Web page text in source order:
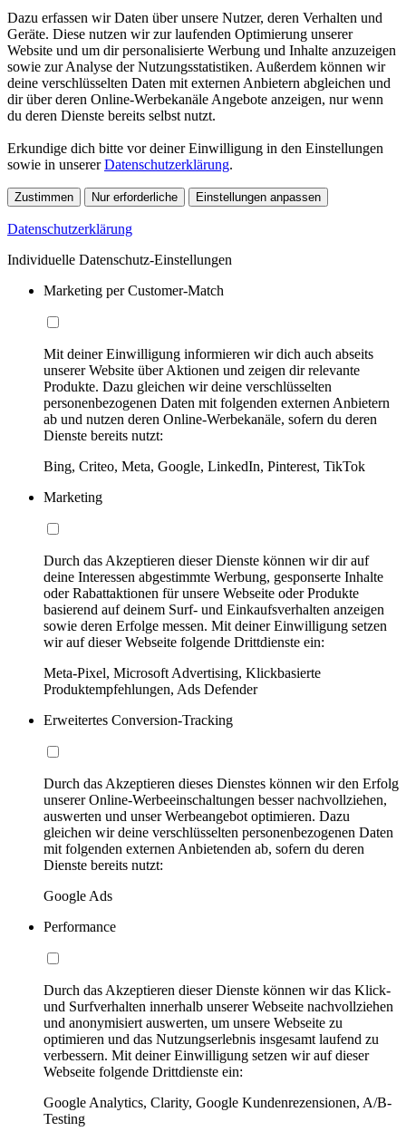
Dazu erfassen wir Daten über unsere Nutzer, deren Verhalten und
Geräte. Diese nutzen wir zur laufenden Optimierung unserer
Website und um dir personalisierte Werbung und Inhalte anzuzeigen
sowie zur Analyse der Nutzungsstatistiken. Außerdem können wir
deine verschlüsselten Daten mit externen Anbietern abgleichen und
dir über deren Online-Werbekanäle Angebote anzeigen, nur wenn
du deren Dienste bereits selbst nutzt.
Erkundige dich bitte vor deiner Einwilligung in den Einstellungen
sowie in unsererDatenschutzerklärung.
Zustimmen Nur erforderliche Einstellungen anpassen
Datenschutzerklärung
Individuelle Datenschutz-Einstellungen
Marketing per Customer-Match
Mit deiner Einwilligung informieren wir dich auch abseits
unserer Website über Aktionen und zeigen dir relevante
Produkte. Dazu gleichen wir deine verschlüsselten
personenbezogenen Daten mit folgenden externen Anbietern
ab und nutzen deren Online-Werbekanäle, sofern du deren
Dienste bereits nutzt:
Bing, Criteo, Meta, Google, LinkedIn, Pinterest, TikTok
Marketing
Durch das Akzeptieren dieser Dienste können wir dir auf
deine Interessen abgestimmte Werbung, gesponserte Inhalte
oder Rabattaktionen für unsere Webseite oder Produkte
basierend auf deinem Surf- und Einkaufsverhalten anzeigen
sowie deren Erfolge messen. Mit deiner Einwilligung setzen
wir auf dieser Webseite folgende Drittdienste ein:
Meta-Pixel, Microsoft Advertising, Klickbasierte
Produktempfehlungen, Ads Defender
Erweitertes Conversion-Tracking
Durch das Akzeptieren dieses Dienstes können wir den Erfolg
unserer Online-Werbeeinschaltungen besser nachvollziehen,
auswerten und unser Werbeangebot optimieren. Dazu
gleichen wir deine verschlüsselten personenbezogenen Daten
mit folgenden externen Anbietenden ab, sofern du deren
Dienste bereits nutzt:
Google Ads
Performance
Durch das Akzeptieren dieser Dienste können wir das Klick-
und Surfverhalten innerhalb unserer Webseite nachvollziehen
und anonymisiert auswerten, um unsere Webseite zu
optimieren und das Nutzungserlebnis insgesamt laufend zu
verbessern. Mit deiner Einwilligung setzen wir auf dieser
Webseite folgende Drittdienste ein:
Google Analytics, Clarity, Google Kundenrezensionen, A/B-
Testing